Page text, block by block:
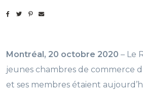
Montréal, 20 octobre 2020 – Le
jeunes chambres de commerce
et ses membres étaient